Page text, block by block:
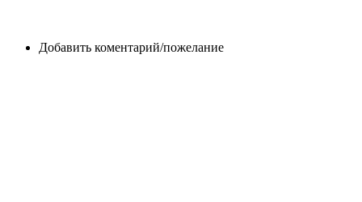
Добавить коментарий/пожелание